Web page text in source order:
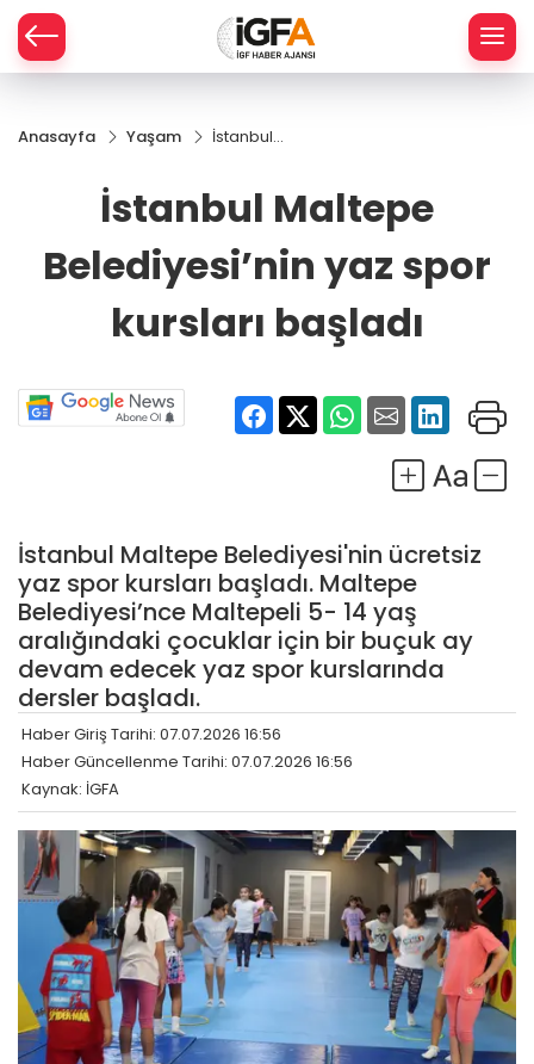
Anasayfa Yaşam
İstanbul
yaz spor
başladı
İstanbul Maltepe
Belediyesi’nin yaz spor
kursları başladı
İstanbul Maltepe Belediyesi'nin ücretsiz
yaz spor kursları başladı. Maltepe
Belediyesi’nce Maltepeli 5- 14 yaş
aralığındaki çocuklar için bir buçuk ay
devam edecek yaz spor kurslarında
dersler başladı.
Haber Giriş Tarihi: 07.07.2026 16:56
Haber Güncellenme Tarihi: 07.07.2026 16:56
Kaynak: İGFA